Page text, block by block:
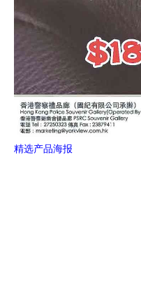
精选产品海报